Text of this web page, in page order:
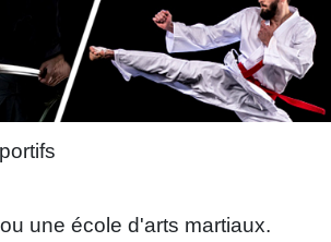
une école d'arts martiaux.